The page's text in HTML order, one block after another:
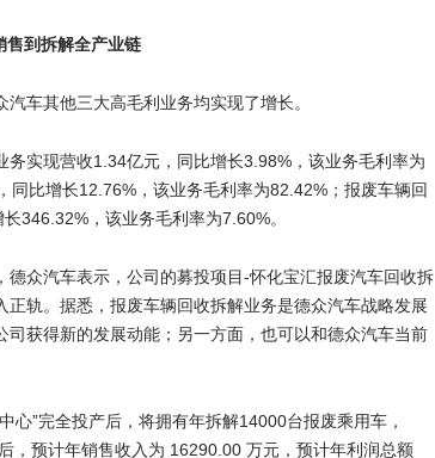
售到拆解全产业链
车其他三大高毛利业务均实现了增长。
实现营收1.34亿元，同比增长3.98%，该业务毛利率为
同比增长12.76%，该业务毛利率为82.42%；报废车辆回
346.32%，该业务毛利率为7.60%。
德众汽车表示，公司的募投项目-怀化宝汇报废汽车回收拆
轨。据悉，报废车辆回收拆解业务是德众汽车战略发展
获得新的发展动能；另一方面，也可以和德众汽车当前
心”完全投产后，将拥有年拆解14000台报废乘用车，
，预计年销售收入为 16290.00 万元，预计年利润总额